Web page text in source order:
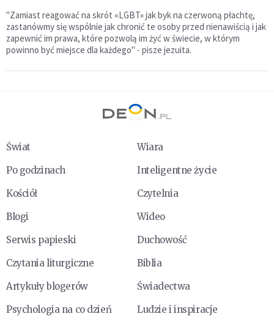
"Zamiast reagować na skrót «LGBT» jak byk na czerwoną płachtę,
zastanówmy się wspólnie jak chronić te osoby przed nienawiścią i jak
zapewnić im prawa, które pozwolą im żyć w świecie, w którym
powinno być miejsce dla każdego" - pisze jezuita.
Świat
Wiara
Po godzinach
Inteligentne życie
Kościół
Czytelnia
Blogi
Wideo
Serwis papieski
Duchowość
Czytania liturgiczne
Biblia
Artykuły blogerów
Świadectwa
Psychologia na co dzień
Ludzie i inspiracje